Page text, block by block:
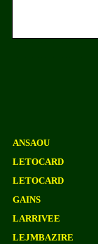
ANSAOU
LETOCARD
LETOCARD
GAINS
LARRIVEE
LEJMBAZIRE